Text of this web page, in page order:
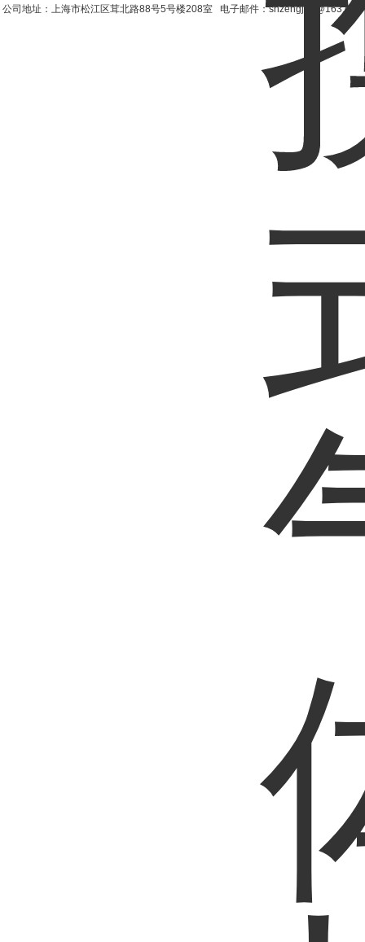
公司地址：上海市松江区茸北路88号5号楼208室 电子邮件：